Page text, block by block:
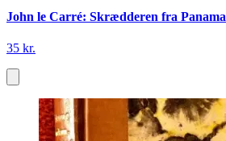
John le Carré: Skrædderen fra Panama
35 kr.